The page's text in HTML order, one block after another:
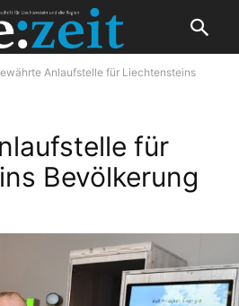
Anlaufstelle für Liechtensteins
für
Bevölkerung